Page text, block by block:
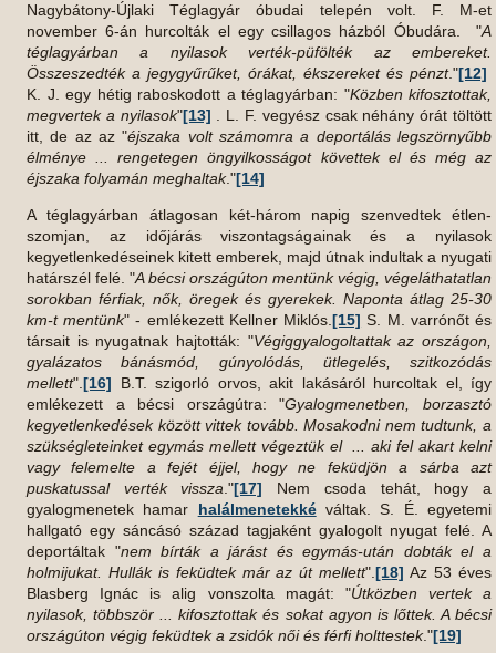
Nagybátony-Újlaki Téglagyár óbudai telepén volt. F. M-et
november 6-án hurcolták el egy csillagos házból Óbudára. "A
téglagyárban a nyilasok verték-püfölték az embereket.
Összeszedték a jegygyűrűket, órákat, ékszereket és pénzt."[12]
K. J. egy hétig raboskodott a téglagyárban: "Közben kifosztottak,
megvertek a nyilasok"[13] . L. F. vegyész csak néhány órát töltött
itt, de az az "éjszaka volt számomra a deportálás legszörnyűbb
élménye ... rengetegen öngyilkosságot követtek el és még az
éjszaka folyamán meghaltak."[14]
A téglagyárban átlagosan két-három napig szenvedtek étlen-
szomjan, az időjárás viszontagságainak és a nyilasok
kegyetlenkedéseinek kitett emberek, majd útnak indultak a nyugati
határszél felé. "A bécsi országúton mentünk végig, végeláthatatlan
sorokban férfiak, nők, öregek és gyerekek. Naponta átlag 25-30
km-t mentünk" - emlékezett Kellner Miklós.[15] S. M. varrónőt és
társait is nyugatnak hajtották: "Végiggyalogoltattak az országon,
gyalázatos bánásmód, gúnyolódás, ütlegelés, szitkozódás
mellett". [16] B.T. szigorló orvos, akit lakásáról hurcoltak el, így
emlékezett a bécsi országútra: "Gyalogmenetben, borzasztó
kegyetlenkedések között vittek tovább. Mosakodni nem tudtunk, a
szükségleteinket egymás mellett végeztük el ... aki fel akart kelni
vagy felemelte a fejét éjjel, hogy ne feküdjön a sárba azt
puskatussal verték vissza ."[17] Nem csoda tehát, hogy a
gyalogmenetek hamar halálmenetekkéváltak. S. É. egyetemi
hallgató egy sáncásó század tagjaként gyalogolt nyugat felé. A
deportáltak "nem bírták a járást és egymás-után dobták el a
holmijukat. Hullák is feküdtek már az út mellett".[18] Az 53 éves
Blasberg Ignác is alig vonszolta magát: "Útközben vertek a
nyilasok, többször ... kifosztottak és sokat agyon is lőttek. A bécsi
országúton végig feküdtek a zsidók női és férfi holttestek."[19]